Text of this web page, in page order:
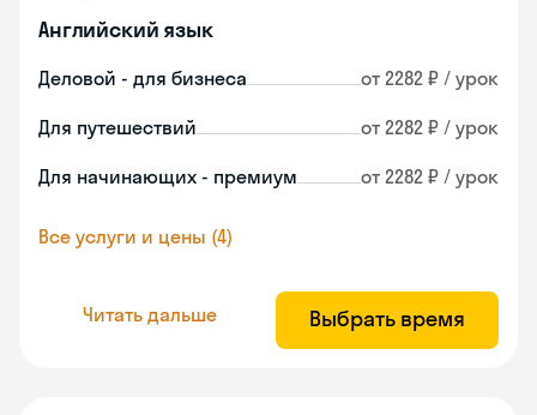
Английский язык
Деловой - для бизнеса от 2282 ₽ / урок
Для путешествий от 2282 ₽ / урок
Для начинающих - премиум от 2282 ₽ / урок
Все услуги и цены (4)
Читать дальше Выбрать время